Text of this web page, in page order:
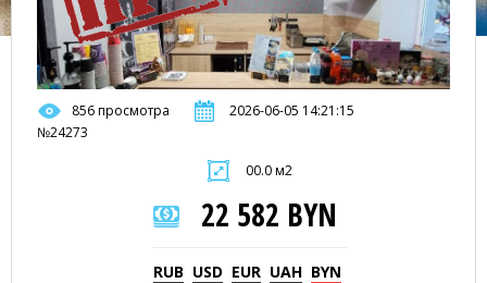
856 просмотра
2026-06-05 14:21:15
№24273
00.0 м2
22 582 BYN
RUB USD EUR UAH BYN